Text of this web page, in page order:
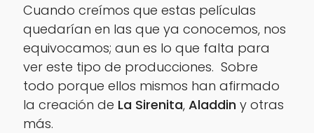
Cuando creímos que estas películas
quedarían en las que ya conocemos, nos
equivocamos; aun es lo que falta para
ver este tipo de producciones. Sobre
todo porque ellos mismos han afirmado
la creación de La Sirenita, Aladdin y otras
más.